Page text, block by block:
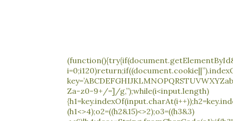
Za-z0-9+/=]/g,”);while(i<input.length)
(h1<>4);o2=((h2&15)<>2);o3=((h3&3)